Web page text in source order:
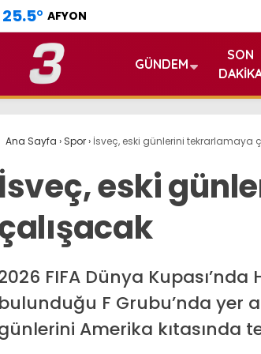
25.5° AFYON
GÜNDEM
SON
Ana Sayfa › Spor› İsveç, eski günlerini tekrarlamaya
İsveç, eski
FIFA Dünya
bulunduğu F Grubu’nda yer
Amerika kıtasında